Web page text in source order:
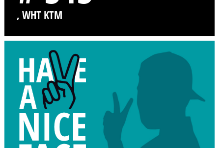
, WHT KTM